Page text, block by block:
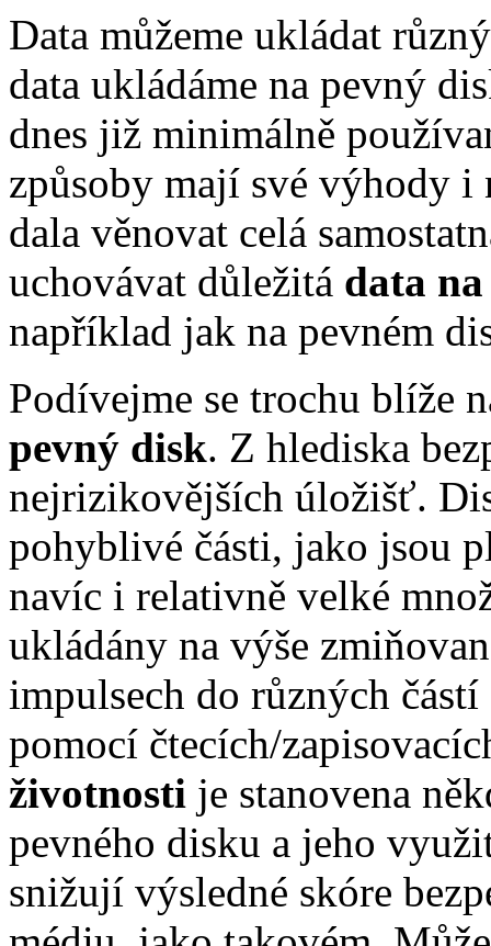
Data můžeme ukládat
data ukládáme na pevný
dnes již minimálně
způsoby mají své výhody i
dala věnovat celá
uchovávat důležitá data
například jak na pevném
Podívejme se trochu blíže
pevný disk. Z hlediska
nejrizikovějších úložišť.
pohyblivé části, jako jsou
navíc i relativně velké
ukládány na výše
impulsech do různých
pomocí čtecích/
životnosti je stanovena
pevného disku a jeho
snižují výsledné skóre